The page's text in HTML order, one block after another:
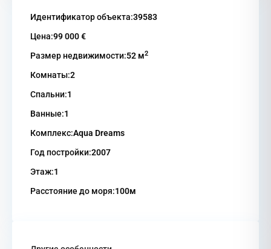
Идентификатор объекта:39583
Цена:99 000 €
Размер недвижимости:52 м2
Комнаты:2
Спальни:1
Ванные:1
Комплекс:Aqua Dreams
Год постройки:2007
Этаж:1
Расстояние до моря:100м